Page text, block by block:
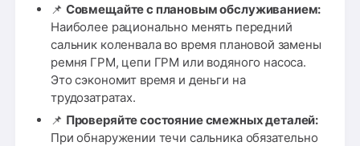
📌 Совмещайте с плановым обслуживанием:
Наиболее рационально менять передний
сальник коленвала во время плановой замены
ремня ГРМ, цепи ГРМ или водяного насоса.
Это сэкономит время и деньги на
трудозатратах.
📌 Проверяйте состояние смежных деталей:
При обнаружении течи сальника обязательно